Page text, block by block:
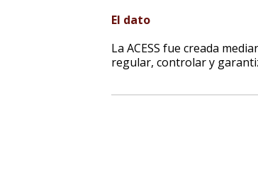
El dato
La ACESS fue creada
regular, controlar y